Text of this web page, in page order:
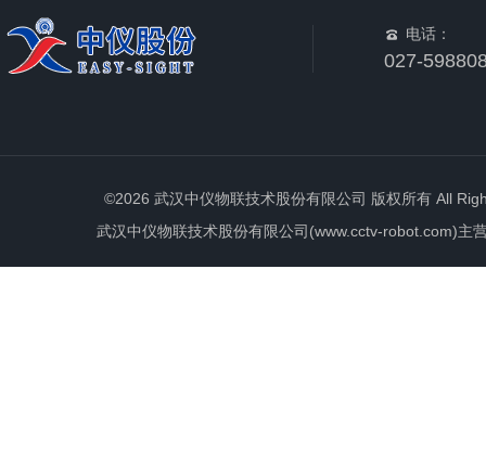
电话：
027-
©2026 武汉中仪物联技术股份有限公司 版权所有 All
武汉中仪物联技术股份有限公司(www.cctv-robot.com)主